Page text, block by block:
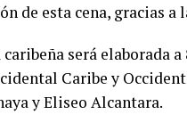
de esta cena, gracias
será elaborada
Caribe y
y Eliseo Alcantara.